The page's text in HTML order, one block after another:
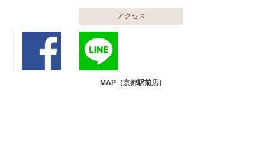
アクセス
MAP（京都駅前店）